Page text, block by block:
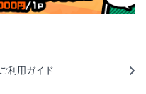
ご利用ガイド